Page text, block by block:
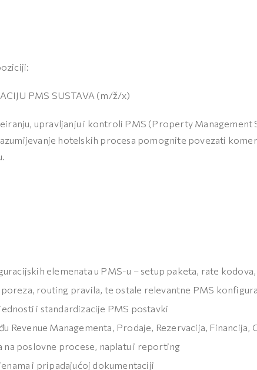
PMS SUSTAVA (m/ž/x)
upravljanju i kontroli PMS (Property Management
hotelskih procesa pomognite povezati
elemenata u PMS-u – setup paketa, rate kodova,
poreza, routing pravila, te ostale relevantne PMS
i standardizacije PMS postavki
Revenue Managementa, Prodaje, Rezervacija, Financija,
na poslovne procese, naplatu i reporting
i pripadajućoj dokumentaciji